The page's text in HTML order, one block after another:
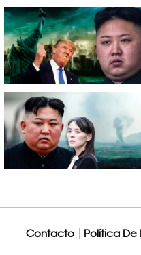
Contacto Política De